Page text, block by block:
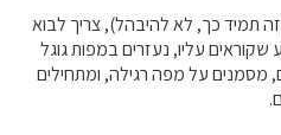
תמיד כך, לא להיבהל), צריך לבוא
עליו, נעזרים במפות גוגל
מסמנים על מפה רגילה, ומתחילים